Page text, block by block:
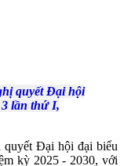
quyết Đại hội
lần thứ I,
Đại hội đại biểu
kỳ 2025 - 2030, với